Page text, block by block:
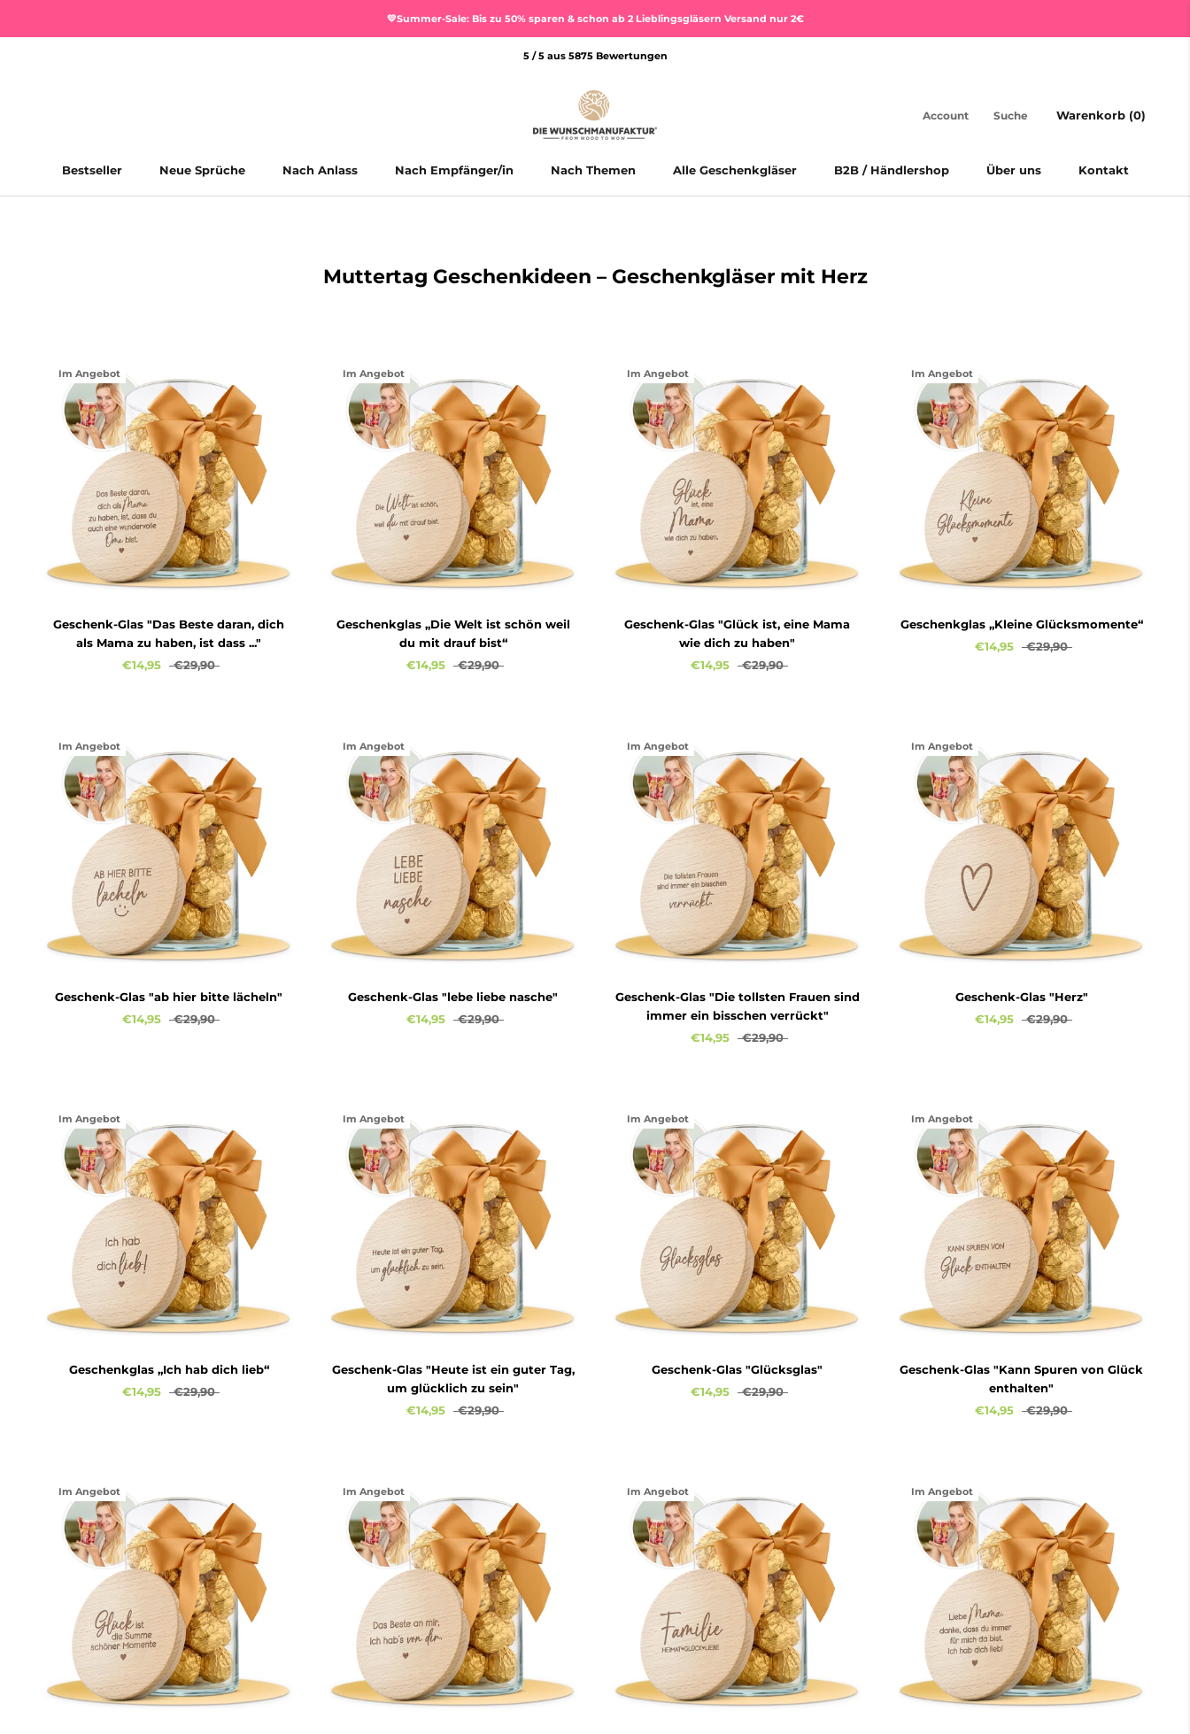
💛Summer-Sale: Bis zu 50% sparen & schon ab 2 Lieblingsgläsern Versand nur 2€
5 / 5 aus 5875 Bewertungen
Bestseller
Neue Sprüche
Nach Anlass Nach Empfänger/in Nach Themen
Alle Geschenkgläser
B2B / Händlershop
Über uns
Kontakt
Account Suche Warenkorb (0)
Muttertag Geschenkideen – Geschenkgläser mit Herz
Im Angebot
Geschenk-Glas "Das Beste daran, dich
als Mama zu haben, ist dass ..."
€14,95
€29,90
Im Angebot
Geschenkglas „Die Welt ist schön weil
du mit drauf bist“
€14,95
€29,90
Im Angebot
Geschenk-Glas "Glück ist, eine Mama
wie dich zu haben"
€14,95
€29,90
Im Angebot
Geschenkglas „Kleine Glücksmomente“
€14,95
€29,90
Im Angebot
Geschenk-Glas "ab hier bitte lächeln"
€14,95
€29,90
Im Angebot
Geschenk-Glas "lebe liebe nasche"
€14,95
€29,90
Im Angebot
Geschenk-Glas "Die tollsten Frauen sind
immer ein bisschen verrückt"
€14,95
€29,90
Im Angebot
Geschenk-Glas "Herz"
€14,95
€29,90
Im Angebot
Geschenkglas „Ich hab dich lieb“
€14,95
€29,90
Im Angebot
Geschenk-Glas "Heute ist ein guter Tag,
um glücklich zu sein"
€14,95
€29,90
Im Angebot
Geschenk-Glas "Glücksglas"
€14,95
€29,90
Im Angebot
Geschenk-Glas "Kann Spuren von Glück
enthalten"
€14,95
€29,90
Im Angebot Im Angebot Im Angebot Im Angebot